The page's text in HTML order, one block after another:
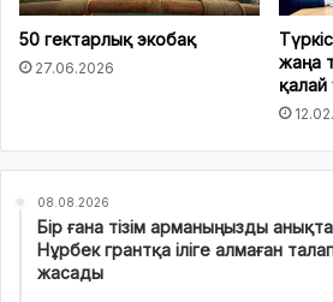
50 гектарлық экобақ
27.06.2026
жаңа
қалай
08.08.2026
Бір ғана тізім арманыңызды
Нұрбек грантқа іліге алмаған
жасады